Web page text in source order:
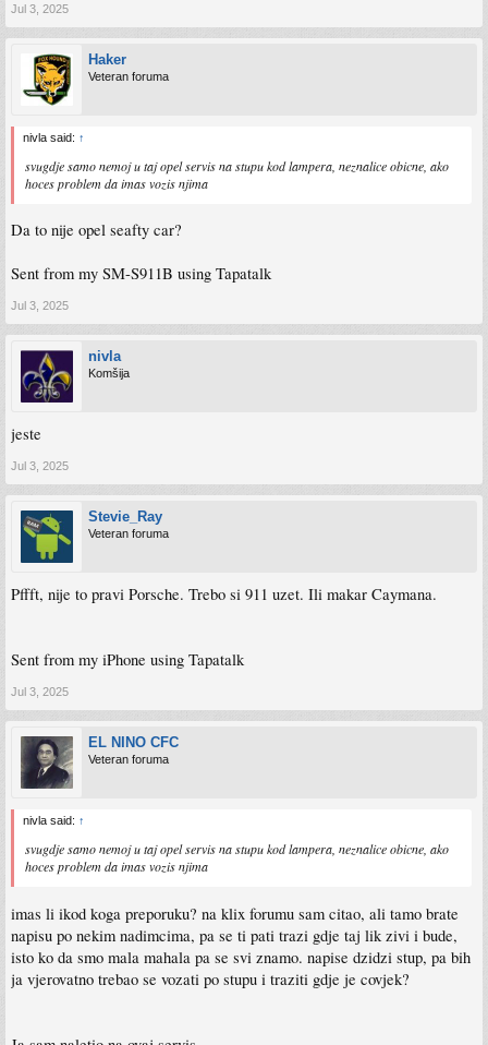
Jul 3, 2025
Haker
Veteran foruma
nivla said: ↑
svugdje samo nemoj u taj opel servis na stupu kod lampera, neznalice obicne, ako
hoces problem da imas vozis njima
Da to nije opel seafty car?
Sent from my SM-S911B using Tapatalk
Jul 3, 2025
nivla
Komšija
jeste
Jul 3, 2025
Stevie_Ray
Veteran foruma
Pffft, nije to pravi Porsche. Trebo si 911 uzet. Ili makar Caymana.
Sent from my iPhone using Tapatalk
Jul 3, 2025
EL NINO CFC
Veteran foruma
nivla said: ↑
svugdje samo nemoj u taj opel servis na stupu kod lampera, neznalice obicne, ako
hoces problem da imas vozis njima
imas li ikod koga preporuku? na klix forumu sam citao, ali tamo brate
napisu po nekim nadimcima, pa se ti pati trazi gdje taj lik zivi i bude,
isto ko da smo mala mahala pa se svi znamo. napise dzidzi stup, pa bih
ja vjerovatno trebao se vozati po stupu i traziti gdje je covjek?